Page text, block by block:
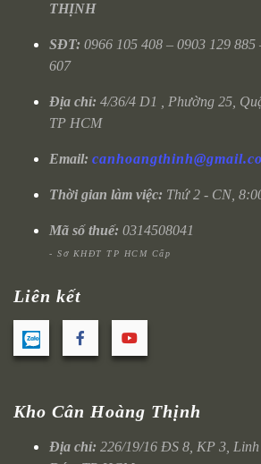
THỊNH
SĐT: 0966 105 408 – 0903 129 885
607
Địa chỉ: 4/36/4 D1 , Phường 25,
TP HCM
Email:
Thời gian làm việc: Thứ 2 - CN,
Mã số thuế: 0314508041
- Sở KHĐT TP HCM Cấp
Liên kết
Kho Cân Hoàng Thịnh
Địa chỉ: 226/19/16 ĐS 8, KP 3,